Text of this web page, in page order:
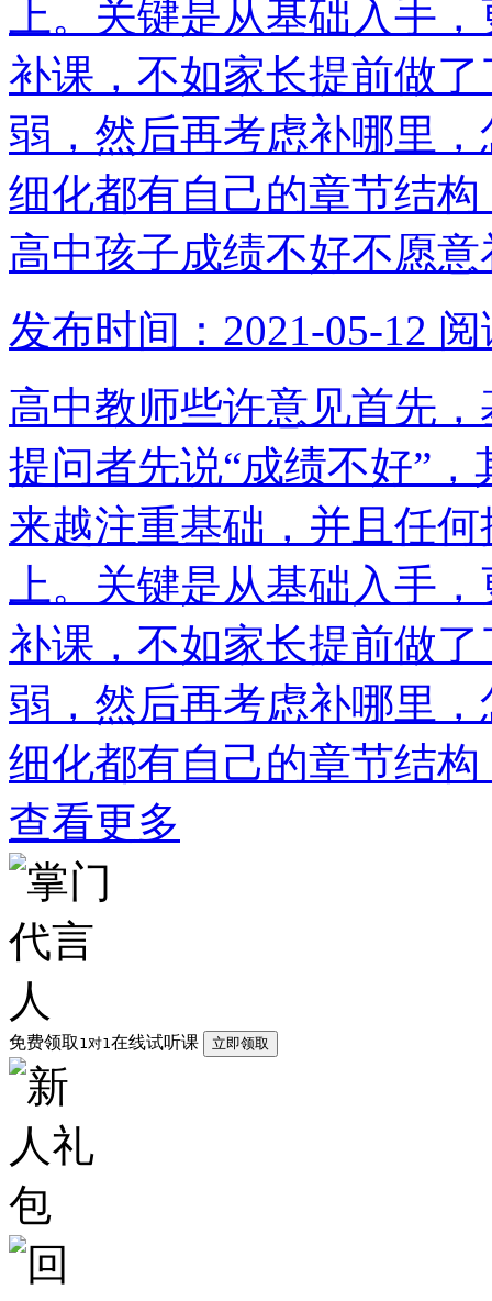
上。关键是从基础入手
补课，不如家长提前做
弱，然后再考虑补哪里
细化都有自己的章节结
高中孩子成绩不好不愿
发布时间：2021-05-12 阅
高中教师些许意见首先
提问者先说“成绩不好”
来越注重基础，并且任
上。关键是从基础入手
补课，不如家长提前做
弱，然后再考虑补哪里
细化都有自己的章节结
查看更多
免费领取 1对1在线试听课 立即领取